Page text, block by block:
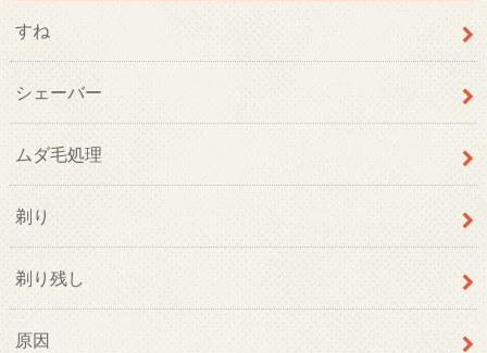
すね
シェーバー
ムダ毛処理
剃り
剃り残し
原因